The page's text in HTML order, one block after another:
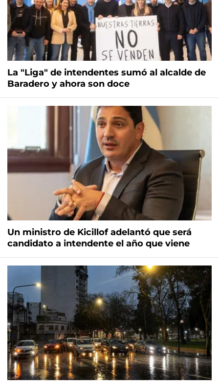
La "Liga" de intendentes sumó al alcalde de
Baradero y ahora son doce
Un ministro de Kicillof adelantó que será
candidato a intendente el año que viene